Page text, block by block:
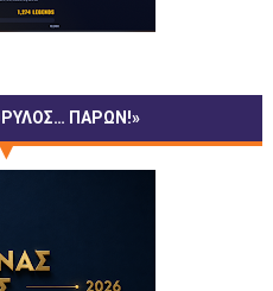
ΠΑΡΩΝ!»